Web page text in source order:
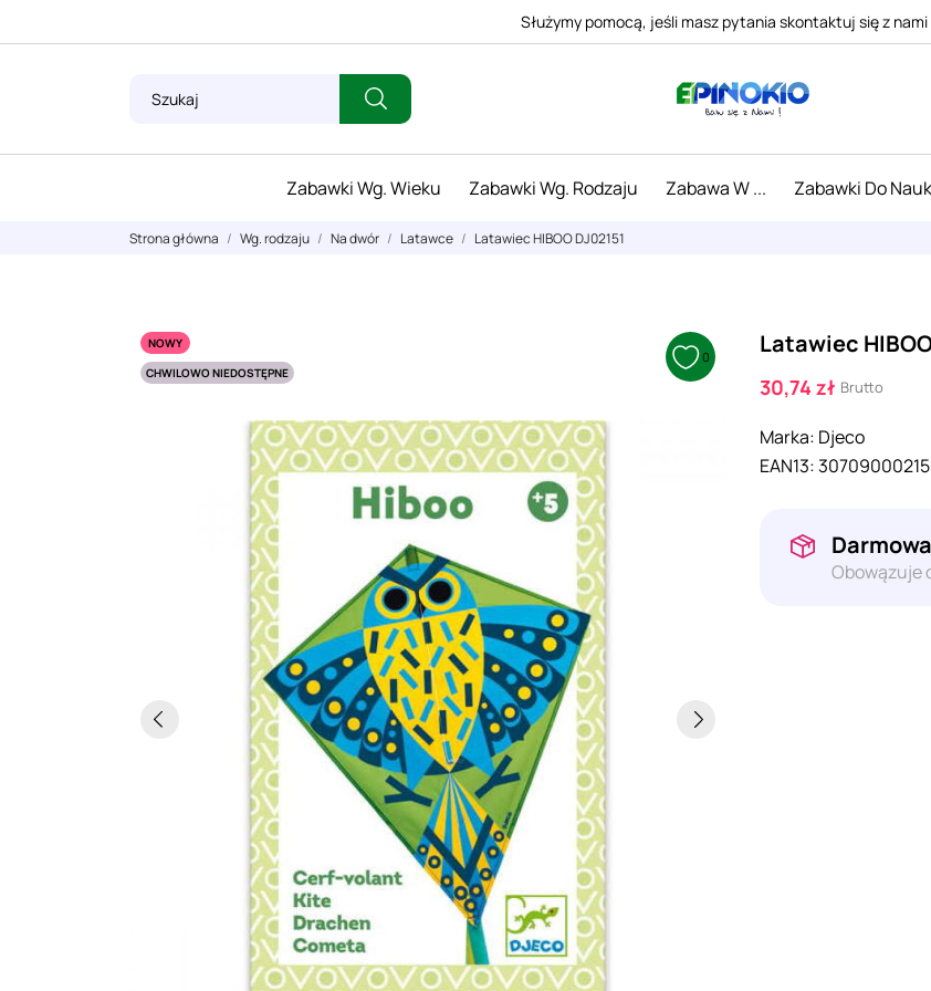
Służymy pomocą, jeśli masz pytania skontaktuj się z
Zabawki Wg. Wieku Zabawki Wg. Rodzaju Zabawa W ... Zabawki Do
Strona główna Wg. rodzaju Na dwór Latawce Latawiec HIBOO DJ02151
NOWY
CHWILOWO NIEDOSTĘPNE
0 Latawiec
30,74 zł Brutto
Marka: Djeco
EAN13:
Obowązuje